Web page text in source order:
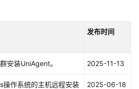
发布时间
安装UniAgent。 2025-11-13
操作系统的主机远程安装
2025-06-18